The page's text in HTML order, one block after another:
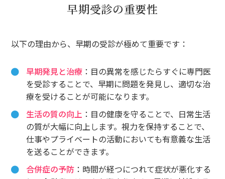
早期受診の重要性
以下の理由から、早期の受診が極めて重要です：
早期発見と治療 ：目の異常を感じたらすぐに専門医
を受診することで、早期に問題を発見し、適切な治
療を受けることが可能になります。
生活の質の向上 ：目の健康を守ることで、日常生活
の質が大幅に向上します。視力を保持することで、
仕事やプライベートの活動においても有意義な生活
を送ることができます。
合併症の予防 ：時間が経つにつれて症状が悪化する